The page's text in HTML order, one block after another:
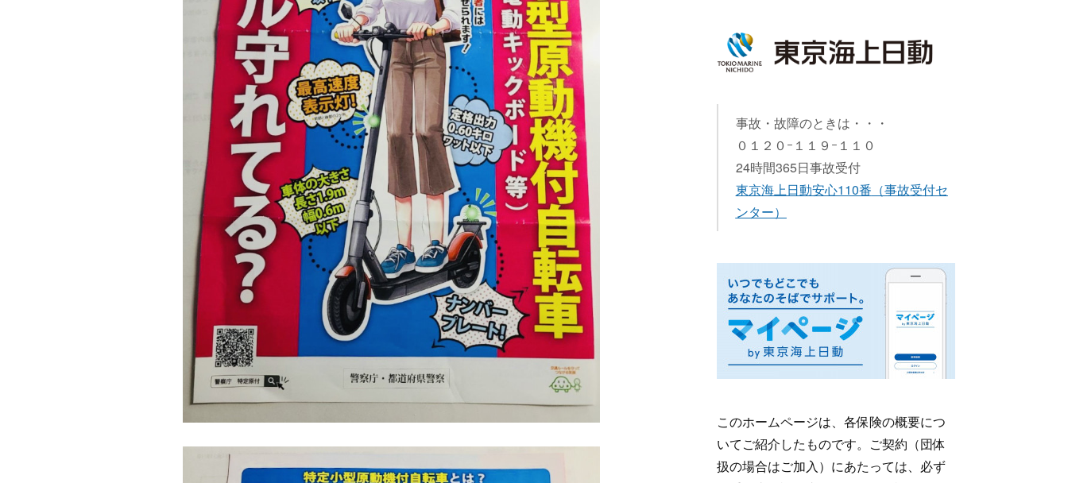
事故・故障のときは・・・
０１２０ｰ１１９ｰ１１０
24時間365日事故受付
東京海上日動安心110番 （事故受付セ
ンター）
このホームページは、各保険の概要につ
いてご紹介したものです。ご契約（団体
扱の場合はご加入）にあたっては、必ず